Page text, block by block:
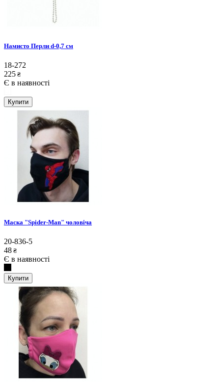
Намисто Перли d-0,7 см
18-272
225 ₴
Є в наявності
Купити
Маска "Spider-Man" чоловіча
20-836-5
48 ₴
Є в наявності
Купити